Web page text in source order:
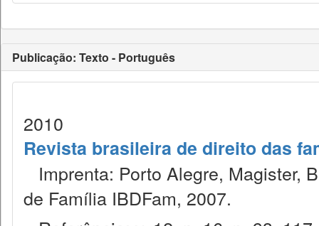
Publicação: Texto - Português
2010
Revista brasileira de direito das
Imprenta: Porto Alegre, Magister,
de Família IBDFam, 2007.